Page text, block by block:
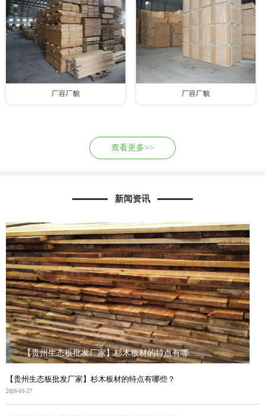
厂容厂貌 厂容厂貌
查看更多>>
新闻资讯
【贵州生态板批发厂家】杉木板材的特点有哪......
【贵州生态板批发厂家】杉木板材的特点有哪些？
2026-03-27